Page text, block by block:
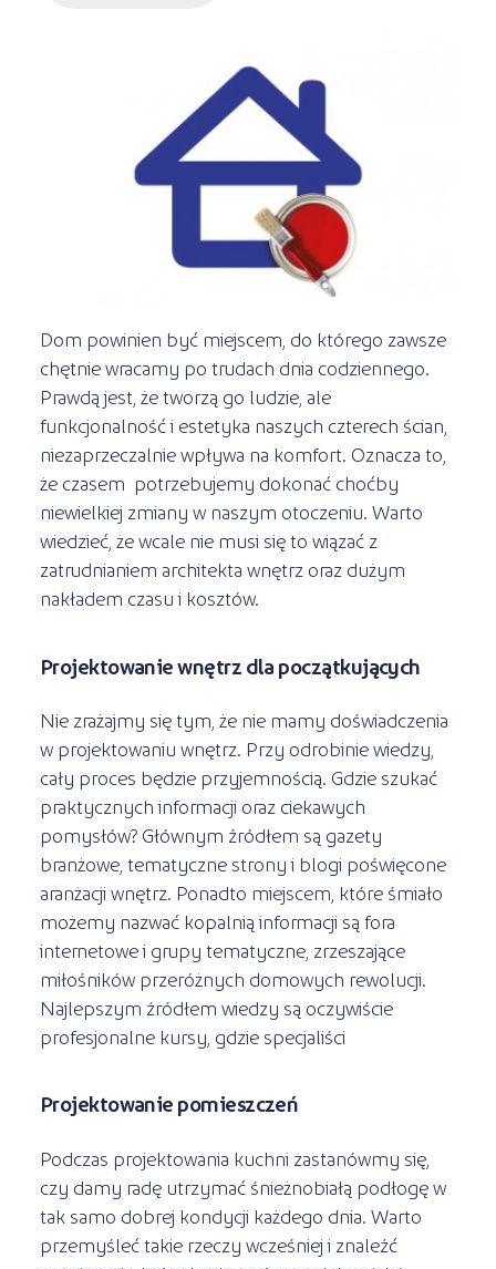
Kursy stacjonarne
Dom powinien być miejscem, do którego zawsze
chętnie wracamy po trudach dnia codziennego.
Prawdą jest, że tworzą go ludzie, ale
funkcjonalność i estetyka naszych czterech ścian,
niezaprzeczalnie wpływa na komfort. Oznacza to,
że czasem potrzebujemy dokonać choćby
niewielkiej zmiany w naszym otoczeniu. Warto
wiedzieć, że wcale nie musi się to wiązać z
zatrudnianiem architekta wnętrz oraz dużym
nakładem czasu i kosztów.
Projektowanie wnętrz dla początkujących
Nie zrażajmy się tym, że nie mamy doświadczenia
w projektowaniu wnętrz. Przy odrobinie wiedzy,
cały proces będzie przyjemnością. Gdzie szukać
praktycznych informacji oraz ciekawych
pomysłów? Głównym źródłem są gazety
branżowe, tematyczne strony i blogi poświęcone
aranżacji wnętrz. Ponadto miejscem, które śmiało
możemy nazwać kopalnią informacji są fora
internetowe i grupy tematyczne, zrzeszające
miłośników przeróżnych domowych rewolucji.
Najlepszym źródłem wiedzy są oczywiście
profesjonalne kursy, gdzie specjaliści
Projektowanie pomieszczeń
Podczas projektowania kuchni zastanówmy się,
czy damy radę utrzymać śnieżnobiałą podłogę w
tak samo dobrej kondycji każdego dnia. Warto
przemyśleć takie rzeczy wcześniej i znaleźć